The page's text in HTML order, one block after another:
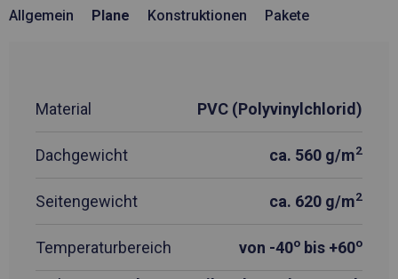
Allgemein Plane Konstruktionen Pakete
Material PVC (Polyvinylchlorid)
Dachgewicht ca. 560 g/m2
Seitengewicht ca. 620 g/m2
Temperaturbereich von -40o bis +60o